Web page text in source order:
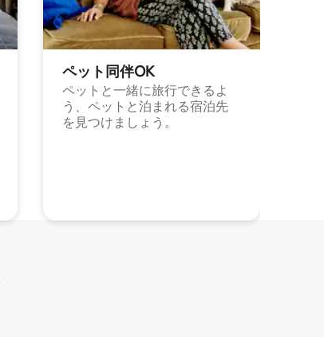
ペット同⁠伴OK
ペットと一緒に旅行できるよ
う、ペットと泊まれる宿泊先
を見つけましょう。